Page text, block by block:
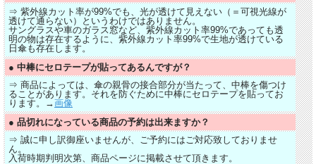
⇒ 紫外線カット率が99%でも、光が透けて見えない（＝可視光線が
透けて通らない）というわけではありません。
サングラスや車のガラス窓など、紫外線カット率99%であっても透
明の物は存在するように、紫外線カット率99%で生地が透けている
日傘も存在します。
● 中棒にセロテープが貼ってあるんですが？
⇒ 商品によっては、傘の親骨の接合部分が当たって、中棒を傷つけ
ることがあります。それを防ぐために中棒にセロテープを貼ってお
ります。→画像
● 品切れになっている商品の予約は出来ますか？
⇒ 誠に申し訳御座いませんが、ご予約にはご対応致しておりませ
ん。
入荷時期判明次第、商品ページに掲載させて頂きます。